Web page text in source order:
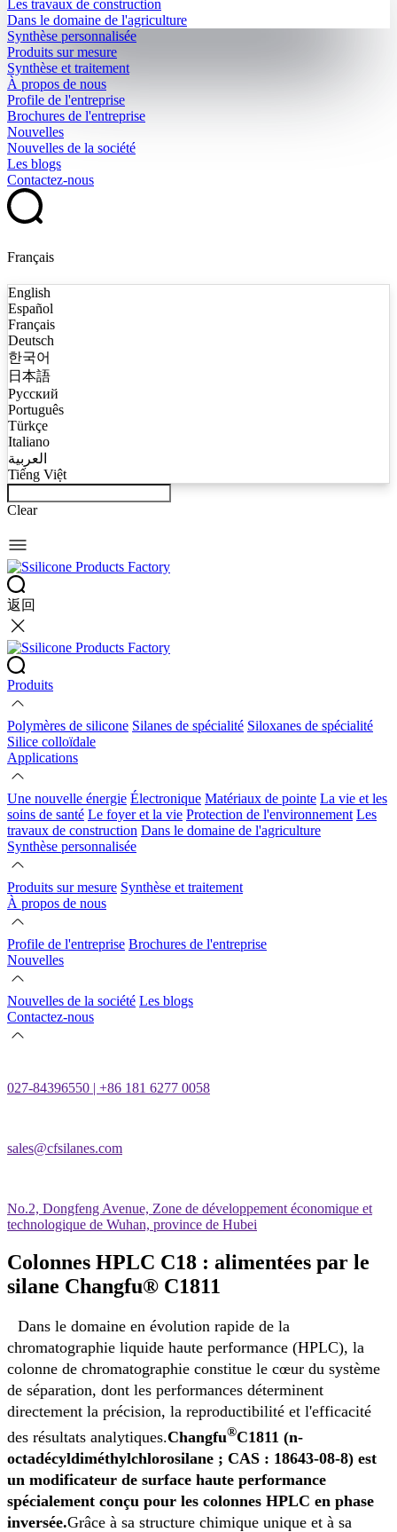
Les travaux de construction
Dans le domaine de l'agriculture
Synthèse personnalisée
Produits sur mesure
Synthèse et traitement
À propos de nous
Profile de l'entreprise
Brochures de l'entreprise
Nouvelles
Nouvelles de la société
Les blogs
Contactez-nous
Français
English
Español
Français
Deutsch
한국어
日本語
Русский
Português
Türkçe
Italiano
العربية
Tiếng Việt
Clear
返回
Produits
Polymères de silicone Silanes de spécialité Siloxanes de spécialité
Silice colloïdale
Applications
Une nouvelle énergie Électronique Matériaux de pointe La vie et les
soins de santé Le foyer et la vie Protection de l'environnement Les
travaux de construction Dans le domaine de l'agriculture
Synthèse personnalisée
Produits sur mesure Synthèse et traitement
À propos de nous
Profile de l'entreprise Brochures de l'entreprise
Nouvelles
Nouvelles de la société Les blogs
Contactez-nous
027-84396550 | +86 181 6277 0058
sales@cfsilanes.com
No.2, Dongfeng Avenue, Zone de développement économique et
technologique de Wuhan, province de Hubei
Colonnes HPLC C18 : alimentées par le
silane Changfu® C1811
Dans le domaine en évolution rapide de la
chromatographie liquide haute performance (HPLC), la
colonne de chromatographie constitue le cœur du système
de séparation, dont les performances déterminent
directement la précision, la reproductibilité et l'efficacité
des résultats analytiques.Changfu®C1811 (n-
octadécyldiméthylchlorosilane ; CAS : 18643-08-8) est
un modificateur de surface haute performance
spécialement conçu pour les colonnes HPLC en phase
inversée.Grâce à sa structure chimique unique et à sa